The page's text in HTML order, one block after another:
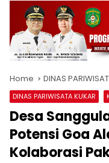
Home DINAS
DINAS PARIWISATA KUKAR
Desa
Potensi Goa
Kolaborasi